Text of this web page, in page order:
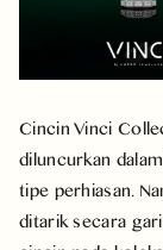
Cincin Vinci
diluncurkan
tipe perhiasan.
ditarik secara